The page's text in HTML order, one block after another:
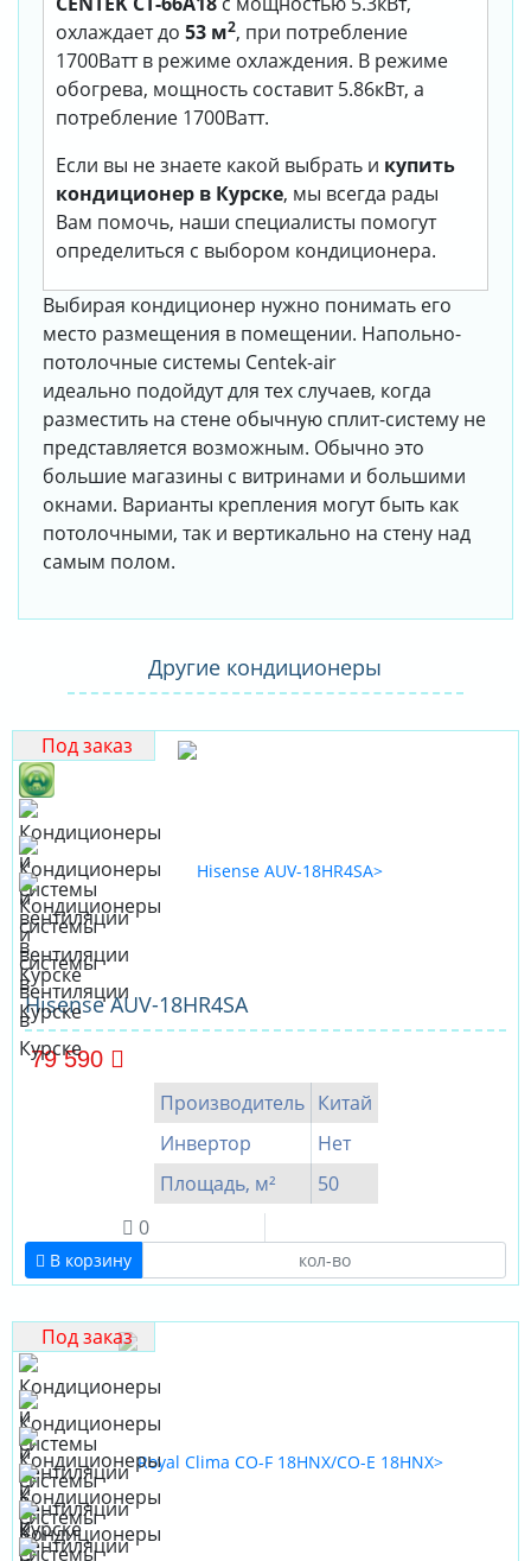
охлаждает до 53 м2, при потребление
1700Ватт в режиме охлаждения. В режиме
обогрева, мощность составит 5.86кВт, а
потребление 1700Ватт.
Если вы не знаете какой выбрать и купить
кондиционер в Курске, мы всегда рады
Вам помочь, наши специалисты помогут
определиться с выбором кондиционера.
Выбирая кондиционер нужно понимать его
место размещения в помещении. Напольно-
потолочные системы Centek-air
идеально подойдут для тех случаев, когда
разместить на стене обычную сплит-систему не
представляется возможным. Обычно это
большие магазины с витринами и большими
окнами. Варианты крепления могут быть как
потолочными, так и вертикально на стену над
самым полом.
Другие кондиционеры
Под заказ
Hisense AUV-18HR4SA
79 590
Производитель Китай
Инвертор
Нет
Площадь, м²
50
0
В корзину
Под заказ